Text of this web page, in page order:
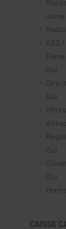
Oui
Oui
Oui
CAISSE